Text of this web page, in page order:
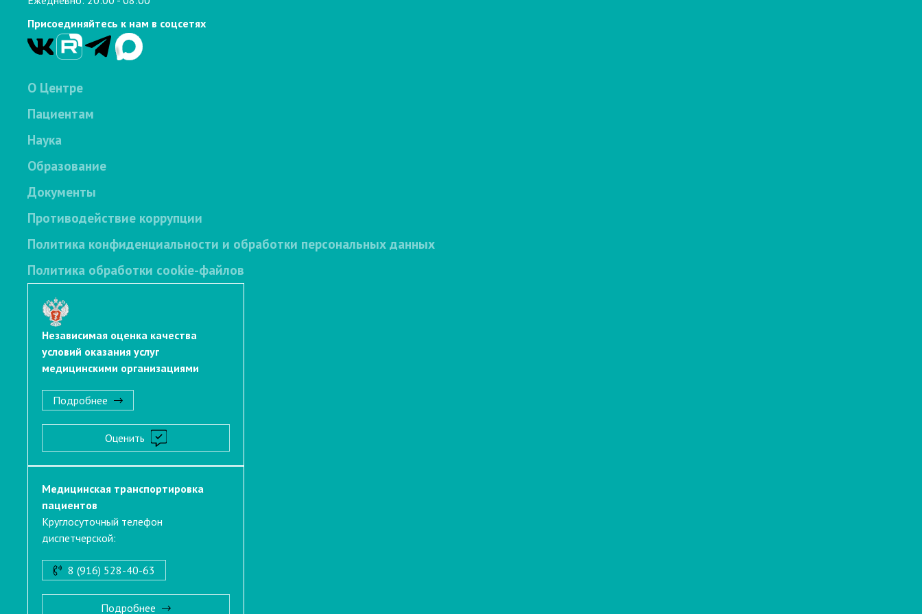
Присоединяйтесь к нам в соцсетях
О Центре
Пациентам
Наука
Образование
Документы
Противодействие коррупции
Политика конфиденциальности и обработки персональных данных
Политика обработки cookie-файлов
Независимая оценка качества
условий оказания услуг
медицинскими организациями
Подробнее
Оценить
Медицинская транспортировка
пациентов
Круглосуточный телефон
диспетчерской:
8 (916) 528-40-63
Подробнее